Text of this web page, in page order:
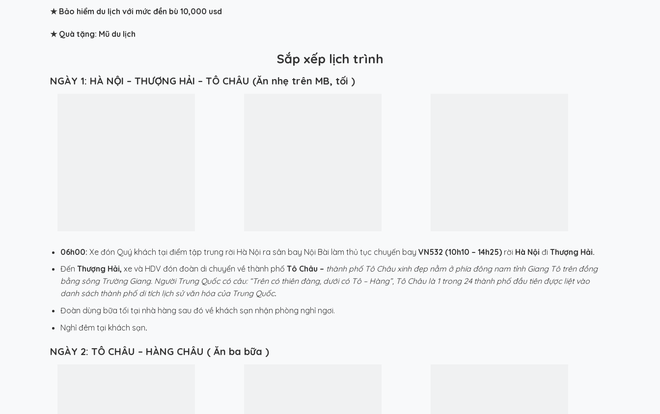
★Bảo hiểm du lịch với mức đền bù 10,000 usd
★Quà tặng: Mũ du lịch
Sắp xếp lịch trình
NGÀY 1: HÀ NỘI – THƯỢNG HẢI – TÔ CHÂU (Ăn nhẹ trên MB, tối )
06h00: Xe đón Quý khách tại điểm tập trung rời Hà Nội ra sân bay Nội Bài làm thủ tục chuyến bay VN532 (10h10 – 14h25) rời Hà Nội đi Thượng Hải.
Đến Thượng Hải, xe và HDV đón đoàn di chuyển về thành phố Tô Châu – thành phố Tô Châu xinh đẹp nằm ở phía đông nam tỉnh Giang Tô trên đồng
bằng sông Trường Giang. Người Trung Quốc có câu: “Trên có thiên đàng, dưới có Tô – Hàng”, Tô Châu là 1 trong 24 thành phố đầu tiên đựợc liệt vào
danh sách thành phố di tích lịch sử văn hóa của Trung Quốc.
Đoàn dùng bữa tối tại nhà hàng sau đó về khách sạn nhận phòng nghỉ ngơi.
Nghỉ đêm tại khách sạn.
NGÀY 2: TÔ CHÂU – HÀNG CHÂU ( Ăn ba bữa )